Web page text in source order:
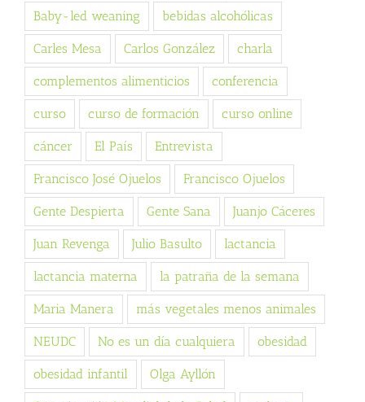
Baby-led weaning bebidas alcohólicas
Carles Mesa Carlos González charla
complementos alimenticios conferencia
curso curso de formación curso online
cáncer El País Entrevista
Francisco José Ojuelos Francisco Ojuelos
Gente Despierta Gente Sana Juanjo Cáceres
Juan Revenga Julio Basulto lactancia
lactancia materna la patraña de la semana
Maria Manera más vegetales menos animales
NEUDC No es un día cualquiera obesidad
obesidad infantil Olga Ayllón